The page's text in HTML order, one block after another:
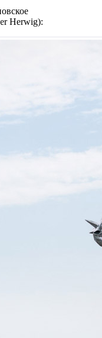
Herwig):